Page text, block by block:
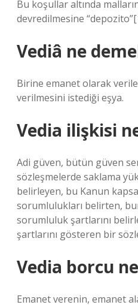
Bu koşullar altında
devredilmesine
Vediâ ne
Birine emanet olarak
verilmesini istediği eşya.
Vedia ilişkisi
Adi güven, bütün güven
sözleşmelerde saklama
belirleyen, bu Kanun
sorumlulukları belirten,
sorumluluk şartlarını
şartlarını gösteren bir
Vedia borcu
Emanet verenin, emanet